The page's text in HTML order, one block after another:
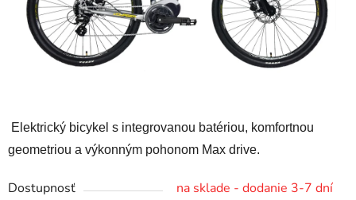
Elektrický bicykel s integrovanou batériou, komfortnou
geometriou a výkonným pohonom Max drive.
Dostupnosť
na sklade - dodanie 3-7 dní